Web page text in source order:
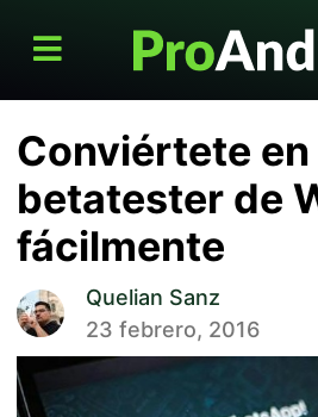
Conviértete en
betatester de
fácilmente
Quelian Sanz
23 febrero, 2016